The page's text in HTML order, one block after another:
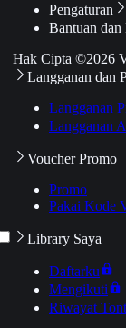
Pengaturan
Bantuan dan
Hak Cipta ©2026
Langganan dan
Langganan
Langganan
Voucher Promo
Promo
Pakai Kode
Library Saya
Daftarku
Mengikuti
Riwayat